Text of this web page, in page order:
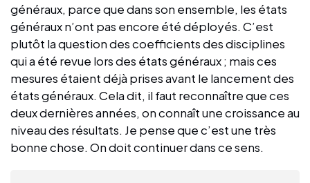
généraux, parce que dans son ensemble, les états
généraux n’ont pas encore été déployés. C’est
plutôt la question des coefficients des disciplines
qui a été revue lors des états généraux ; mais ces
mesures étaient déjà prises avant le lancement des
états généraux. Cela dit, il faut reconnaître que ces
deux dernières années, on connaît une croissance au
niveau des résultats. Je pense que c’est une très
bonne chose. On doit continuer dans ce sens.